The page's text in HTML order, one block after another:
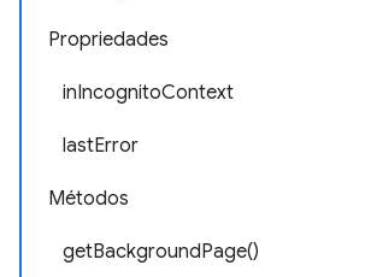
Propriedades
inIncognitoContext
lastError
Métodos
getBackgroundPage()